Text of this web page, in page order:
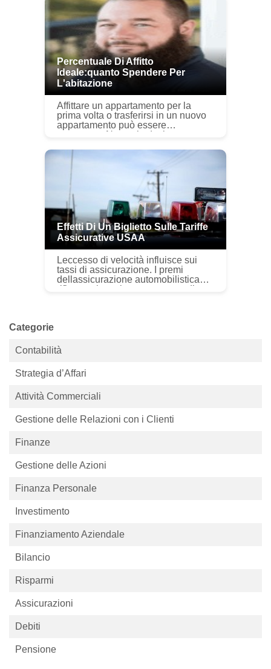
Percentuale Di Affitto
Ideale:quanto Spendere Per
L'abitazione
Affittare un appartamento per la
prima volta o trasferirsi in un nuovo
appartamento può essere
stressante. Non solo devi spostare
valutare limpatto dellaffitto sulle t...
Effetti Di Un Biglietto Sulle Tariffe
Assicurative USAA
Leccesso di velocità influisce sui
tassi di assicurazione. I premi
dellassicurazione automobilistica
riflettono le multe per eccesso di
Categorie
Contabilità
Strategia d’Affari
Attività Commerciali
Gestione delle Relazioni con i Clienti
Finanze
Gestione delle Azioni
Finanza Personale
Investimento
Finanziamento Aziendale
Bilancio
Risparmi
Assicurazioni
Debiti
Pensione